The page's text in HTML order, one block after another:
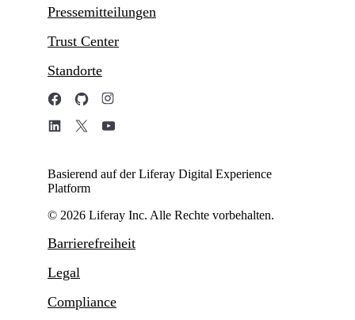
Pressemitteilungen
Trust Center
Standorte
Basierend auf der Liferay Digital Experience
Platform
© 2026 Liferay Inc. Alle Rechte vorbehalten.
Barrierefreiheit
Legal
Compliance